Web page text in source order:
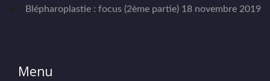
Blépharoplastie : focus (2ème partie) 18 novembre 2019
Menu